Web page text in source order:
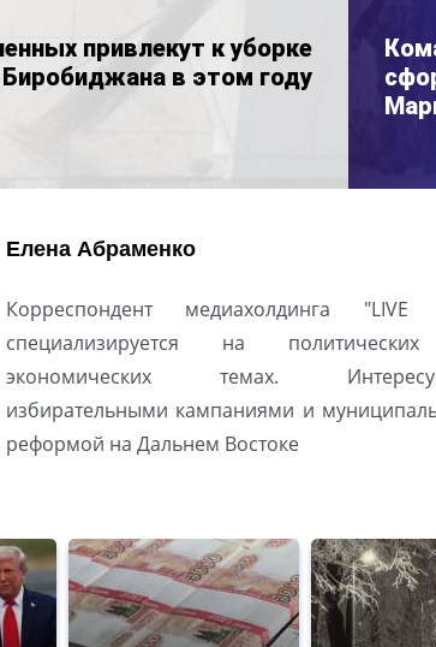
привлекут к уборке
в этом году
Елена Абраменко
Корреспондент медиахолдинга "LIVE
специализируется на
экономических темах.
избирательными кампаниями и
реформой на Дальнем Востоке